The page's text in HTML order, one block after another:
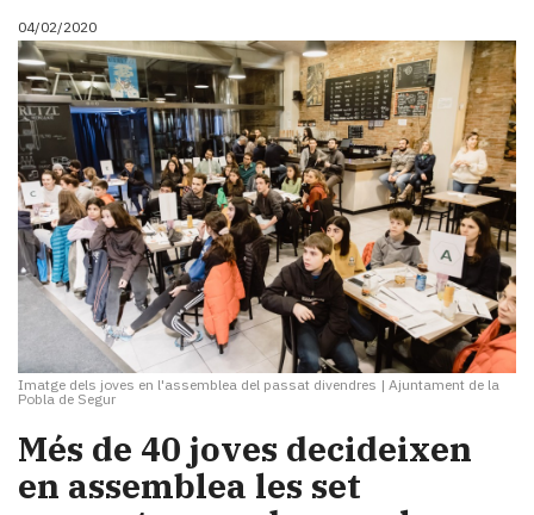
04/02/2020
Imatge dels joves en l'assemblea del passat divendres | Ajuntament de la
Pobla de Segur
Més de 40 joves decideixen
en assemblea les set